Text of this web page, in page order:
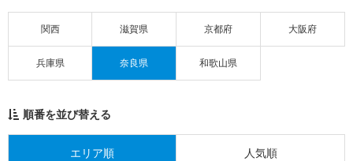
関西 滋賀県 京都府 大阪府
兵庫県 奈良県 和歌山県
順番を並び替える
エリア順 人気順